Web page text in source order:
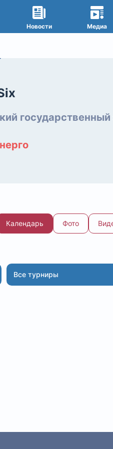
Новости Медиа
Календарь Фото
Все турниры